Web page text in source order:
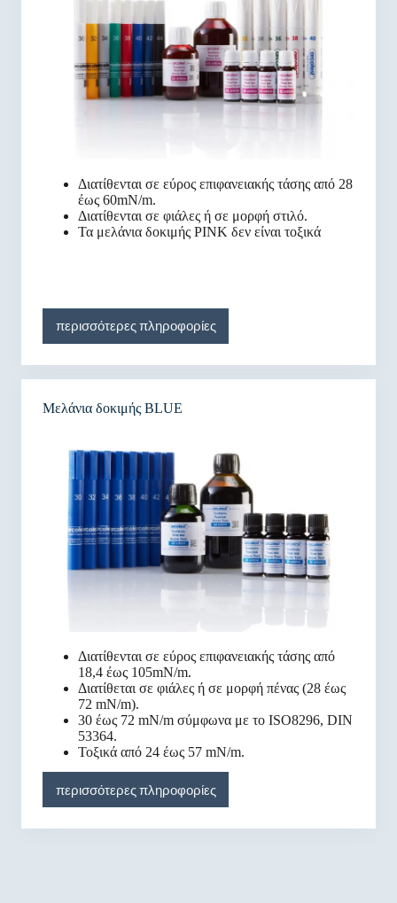
Διατίθενται σε εύρος επιφανειακής τάσης από 28
έως 60mN/m.
Διατίθενται σε φιάλες ή σε μορφή στιλό.
Τα μελάνια δοκιμής PINK δεν είναι τοξικά
περισσότερες πληροφορίες
Μελάνια δοκιμής BLUE
Διατίθενται σε εύρος επιφανειακής τάσης από
18,4 έως 105mN/m.
Διατίθεται σε φιάλες ή σε μορφή πένας (28 έως
72 mN/m).
30 έως 72 mN/m σύμφωνα με το ISO8296, DIN
53364.
Τοξικά από 24 έως 57 mN/m.
περισσότερες πληροφορίες